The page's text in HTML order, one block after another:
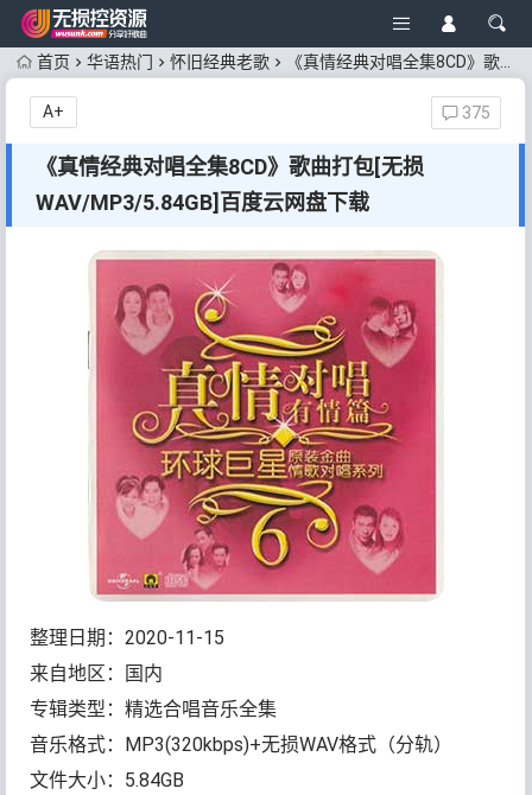
首页 华语热门 怀旧经典老歌 《真情经典对唱全集8CD》歌曲打包[无损WAV/MP3/5.84GB]百度云网盘下载
《真情经典对唱全集8CD》歌曲打包[无损
WAV/MP3/5.84GB]百度云网盘下载
375
A+
整理日期：2020-11-15
来自地区：国内
专辑类型：精选合唱音乐全集
音乐格式：MP3(320kbps)+无损WAV格式（分轨）
文件大小：5.84GB